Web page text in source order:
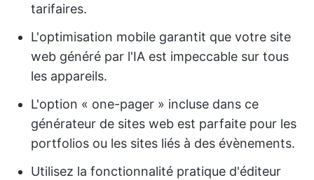
tarifaires.
L'optimisation mobile garantit que votre site
web généré par l'IA est impeccable sur tous
les appareils.
L'option « one-pager » incluse dans ce
générateur de sites web est parfaite pour les
portfolios ou les sites liés à des évènements.
Utilisez la fonctionnalité pratique d'éditeur